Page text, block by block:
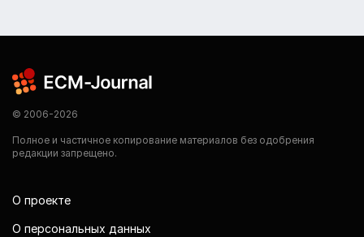
© 2006-2026
Полное и частичное копирование материалов без одобрения
редакции запрещено.
О проекте
О персональных данных